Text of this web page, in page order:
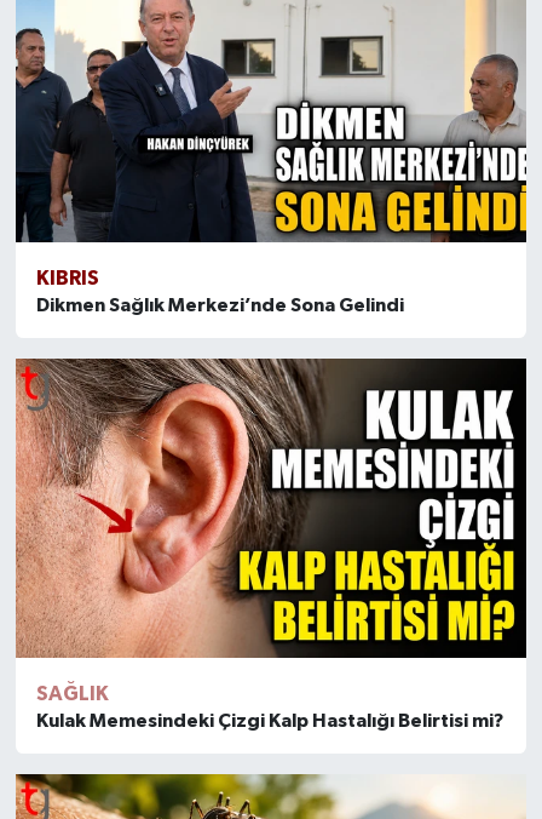
KIBRIS
Dikmen Sağlık Merkezi’nde Sona Gelindi
SAĞLIK
Kulak Memesindeki Çizgi Kalp Hastalığı Belirtisi mi?